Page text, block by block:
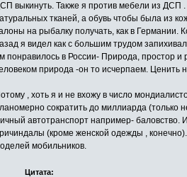
выкинуть. Также я против мебели из ДСП .
тканей, а обувь чтобы была из
на рыбалку получать, как в Германии.
я видел как с большим трудом
понравилось в России- Природа, простор и
природа -он то исчерпаем. Ценить
, хоть я и не вхожу в число
сократить до миллиарда (только
автотранспорт например- баловство.
(кроме женской одежды ,
мобильников.
Цитата: